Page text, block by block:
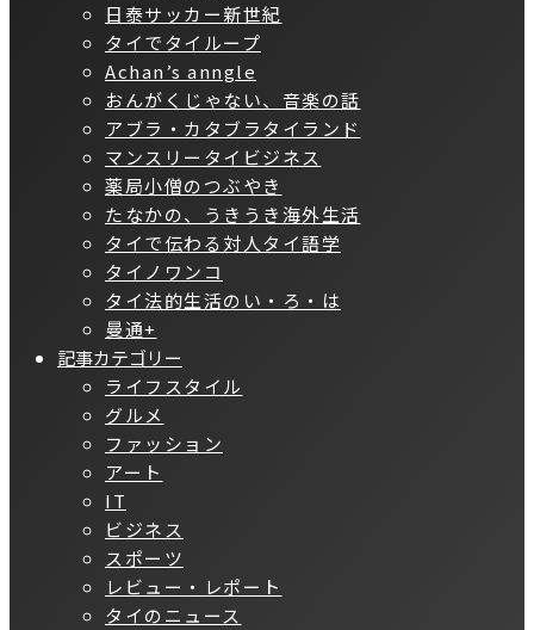
日泰サッカー新世紀
タイでタイループ
Achan’s anngle
おんがくじゃない、音楽の話
アブラ・カタブラタイランド
マンスリータイビジネス
薬局小僧のつぶやき
たなかの、うきうき海外生活
タイで伝わる対人タイ語学
タイノワンコ
タイ法的生活のい・ろ・は
曼通+
記事カテゴリー
ライフスタイル
グルメ
ファッション
アート
IT
ビジネス
スポーツ
レビュー・レポート
タイのニュース